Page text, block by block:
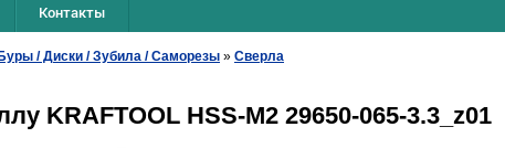
Контакты
/ Диски / Зубила / Саморезы » Сверла
KRAFTOOL HSS-M2 29650-065-3.3_z01